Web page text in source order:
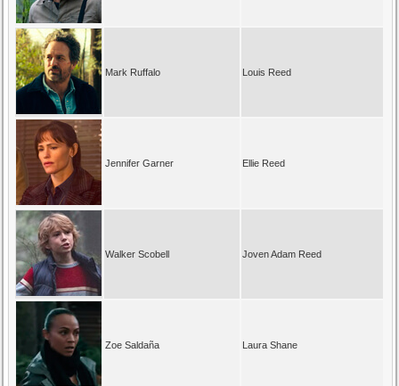
Mark Ruffalo Louis Reed
Jennifer Garner Ellie Reed
Walker Scobell Joven Adam Reed
Zoe Saldaña Laura Shane